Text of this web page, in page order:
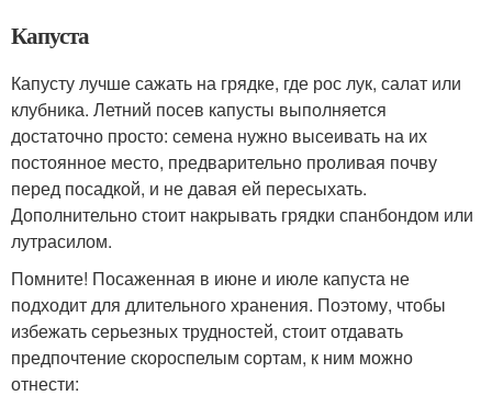
Капуста
Капусту лучше сажать на грядке, где рос лук, салат или
клубника. Летний посев капусты выполняется
достаточно просто: семена нужно высеивать на их
постоянное место, предварительно проливая почву
перед посадкой, и не давая ей пересыхать.
Дополнительно стоит накрывать грядки спанбондом или
лутрасилом.
Помните! Посаженная в июне и июле капуста не
подходит для длительного хранения. Поэтому, чтобы
избежать серьезных трудностей, стоит отдавать
предпочтение скороспелым сортам, к ним можно
отнести: